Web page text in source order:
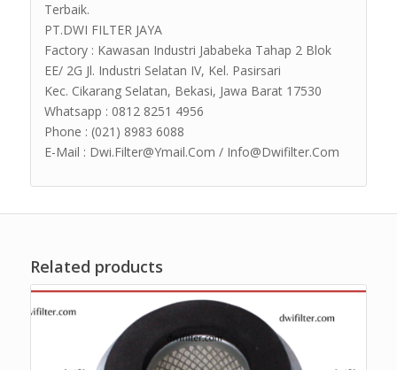
Terbaik.
PT.DWI FILTER JAYA
Factory : Kawasan Industri Jababeka Tahap 2 Blok
EE/ 2G Jl. Industri Selatan IV, Kel. Pasirsari
Kec. Cikarang Selatan, Bekasi, Jawa Barat 17530
Whatsapp : 0812 8251 4956
Phone : (021) 8983 6088
E-Mail : Dwi.Filter@Ymail.Com / Info@Dwifilter.Com
Related products